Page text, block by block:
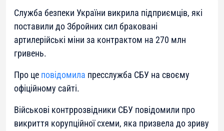
Служба безпеки України викрила підприємців, які
поставили до Збройних сил браковані
артилерійські міни за контрактом на 270 млн
гривень.
Про це повідомила пресслужба СБУ на своєму
офіційному сайті.
Військові контррозвідники СБУ повідомили про
викриття корупційної схеми, яка призвела до зриву